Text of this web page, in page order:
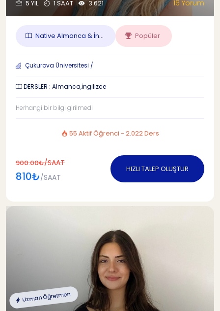
5 YIL
1 SAAT 3.621 16 Yorum
Native Almanca & İn... Popüler
Çukurova Üniversitesi /
DERSLER : Almanca,İngilizce
Herhangi bir bilgi girilmedi
55 Aktif Öğrenci - 2.022 Ders
900.00₺/SAAT
810₺/SAAT
HIZLI TALEP OLUŞTUR
Uzman Öğretmen